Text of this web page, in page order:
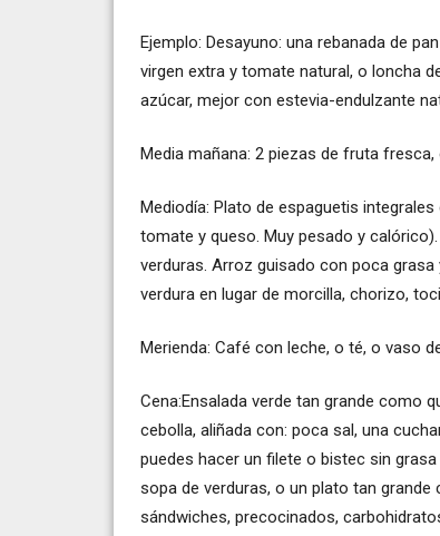
Ejemplo: Desayuno: una rebanada de
virgen extra y tomate natural, o loncha
azúcar, mejor con estevia-endulzante
Media mañana: 2 piezas de fruta
Mediodía: Plato de espaguetis
tomate y queso. Muy pesado y
verduras. Arroz guisado con poca
verdura en lugar de morcilla, chorizo,
Merienda: Café con leche, o té, o vaso
Cena:Ensalada verde tan grande como
cebolla, aliñada con: poca sal, una
puedes hacer un filete o bistec sin
sopa de verduras, o un plato tan
sándwiches, precocinados,